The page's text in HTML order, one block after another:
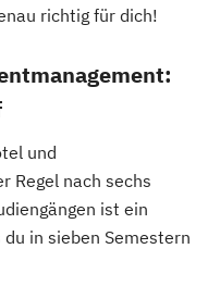
richtig für dich!
und
Regel nach sechs
ist ein
in sieben Semestern